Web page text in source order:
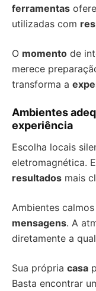
ferramentas
utilizadas com
O momento de
merece
transforma a
Ambientes
experiência
Escolha locais
eletromagnética.
resultados mais
Ambientes
mensagens. A
diretamente a
Sua própria casa
Basta encontrar